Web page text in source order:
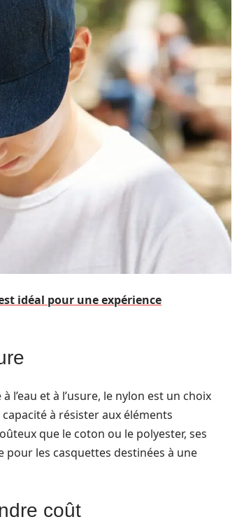
idéal pour une expérience
et à l’usure, le nylon est un choix
à résister aux éléments
que le coton ou le polyester, ses
les casquettes destinées à une
coût